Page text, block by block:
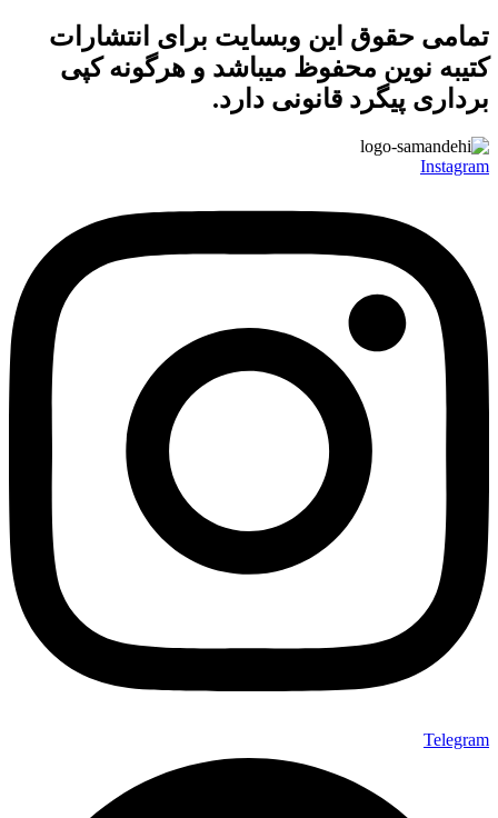
تمامی حقوق این وبسایت برای انتشارات
کتیبه نوین محفوظ میباشد و هرگونه کپی
برداری پیگرد قانونی دارد.
Instagram
Telegram